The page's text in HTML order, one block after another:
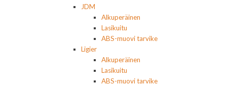
JDM
Alkuperäinen
Lasikuitu
ABS-muovi tarvike
Ligier
Alkuperäinen
Lasikuitu
ABS-muovi tarvike